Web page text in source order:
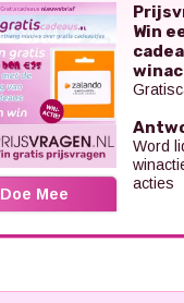
Doe Mee
Win
Word
acties